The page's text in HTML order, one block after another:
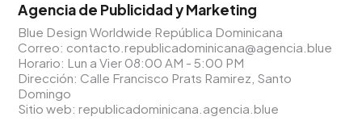
Agencia de Publicidad y Marketing
Blue Design Worldwide República Dominicana
Correo: contacto.republicadominicana@agencia.blue
Horario: Lun a Vier 08:00 AM - 5:00 PM
Dirección: Calle Francisco Prats Ramirez, Santo
Domingo
Sitio web:republicadominicana.agencia.blue